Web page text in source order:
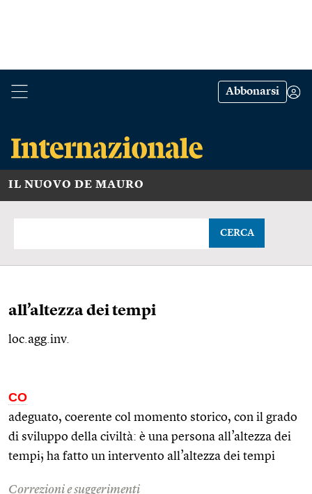
Abbonarsi
IL NUOVO DE MAURO
CERCA
all’altezza dei tempi
loc.agg.inv.
CO
adeguato, coerente col momento storico, con il grado
di sviluppo della civiltà: è una persona all’altezza dei
tempi; ha fatto un intervento all’altezza dei tempi
Correzioni e suggerimenti